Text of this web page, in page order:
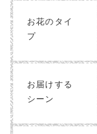
お花のタイ
プ
お届けする
シーン